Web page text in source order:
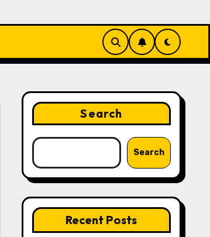
Search
Search
Recent Posts